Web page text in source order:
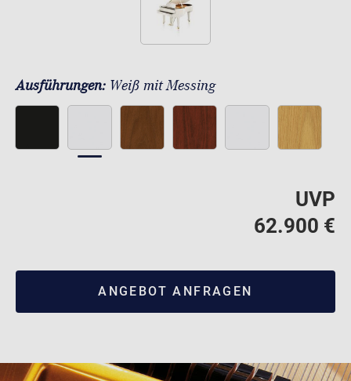
Ausführungen: Weiß mit Messing
UVP
62.900 €
ANGEBOT ANFRAGEN